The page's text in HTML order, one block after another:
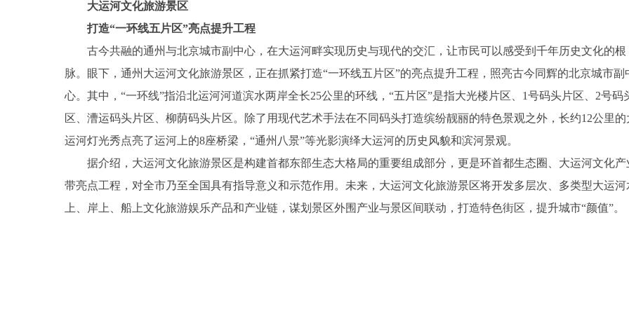
大运河文化旅游景区
打造“一环线五片区”亮点提升工程
古今共融的通州与北京城市副中心，在大运河畔实现历史与现代的交汇，让市民可以感受到千年历史文化的根
脉。眼下，通州大运河文化旅游景区，正在抓紧打造“一环线五片区”的亮点提升工程，照亮古今同辉的北京城市副
心。其中，“一环线”指沿北运河河道滨水两岸全长25公里的环线，“五片区”是指大光楼片区、1号码头片区、2号码
区、漕运码头片区、柳荫码头片区。除了用现代艺术手法在不同码头打造缤纷靓丽的特色景观之外，长约12公里的
运河灯光秀点亮了运河上的8座桥梁，“通州八景”等光影演绎大运河的历史风貌和滨河景观。
据介绍，大运河文化旅游景区是构建首都东部生态大格局的重要组成部分，更是环首都生态圈、大运河文化产
带亮点工程，对全市乃至全国具有指导意义和示范作用。未来，大运河文化旅游景区将开发多层次、多类型大运河
上、岸上、船上文化旅游娱乐产品和产业链，谋划景区外围产业与景区间联动，打造特色街区，提升城市“颜值”。